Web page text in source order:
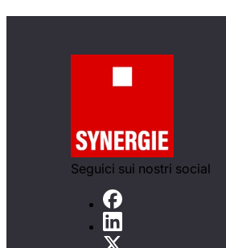
Seguici sui nostri social